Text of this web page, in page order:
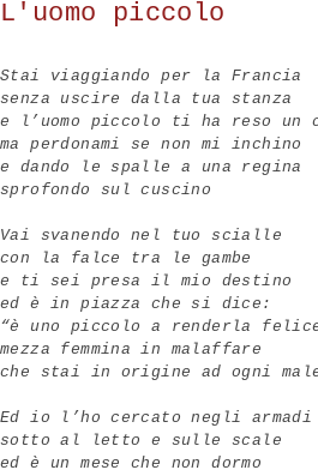
L'uomo piccolo
Stai viaggiando per la Francia
senza uscire dalla tua stanza
e l’uomo piccolo ti ha reso un
ma perdonami se non mi inchino
e dando le spalle a una regina
sprofondo sul cuscino
Vai svanendo nel tuo scialle
con la falce tra le gambe
e ti sei presa il mio destino
ed è in piazza che si dice:
“è uno piccolo a renderla
mezza femmina in malaffare
che stai in origine ad ogni
Ed io l’ho cercato negli armadi
sotto al letto e sulle scale
ed è un mese che non dormo